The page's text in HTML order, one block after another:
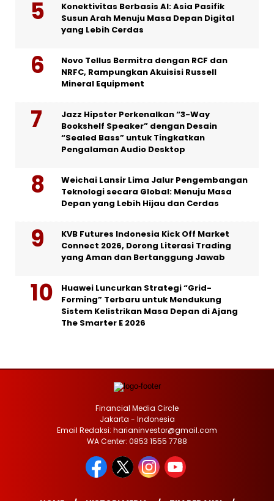
Konektivitas Berbasis AI: Asia Pasifik
Susun Arah Menuju Masa Depan Digital
yang Lebih Cerdas
Novo Tellus Bermitra dengan RCF dan
NRFC, Rampungkan Akuisisi Russell
Mineral Equipment
Jazz Hipster Perkenalkan “3-Way
Bookshelf Speaker” dengan Desain
“Sealed Bass” untuk Tingkatkan
Pengalaman Audio Desktop
Weichai Lansir Lima Jalur Pengembangan
Teknologi secara Global: Menuju Masa
Depan yang Lebih Hijau dan Cerdas
KVB Futures Indonesia Kick Off Market
Connect 2026, Dorong Literasi Trading
yang Aman dan Bertanggung Jawab
Huawei Luncurkan Strategi “Grid-
Forming” Terbaru untuk Mendukung
Sistem Kelistrikan Masa Depan di Ajang
The Smarter E 2026
Financial Media Circle
Jakarta - Indonesia
Email Redaksi: harianinvestor@gmail.com
WA Center: 0853 1555 7788